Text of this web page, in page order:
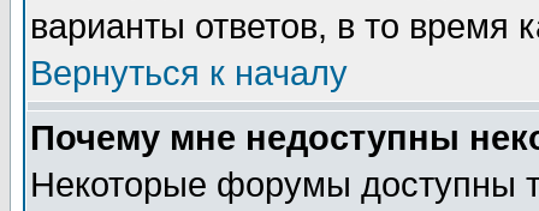
варианты ответов, в то время
Вернуться к началу
Почему мне недоступны
Некоторые форумы доступны